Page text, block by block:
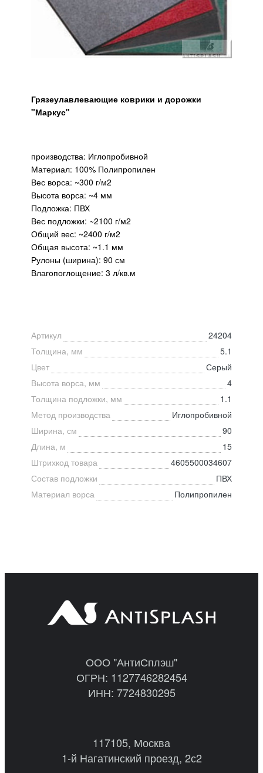
Грязеулавлевающие коврики и дорожки
"Маркус"
производства: Иглопробивной
Материал: 100% Полипропилен
Вес ворса: ~300 г/м2
Высота ворса: ~4 мм
Подложка: ПВХ
Вес подложки: ~2100 г/м2
Общий вес: ~2400 г/м2
Общая высота: ~1.1 мм
Рулоны (ширина): 90 см
Влагопоглощение: 3 л/кв.м
Артикул
24204
Толщина, мм
5.1
Цвет
Серый
Высота ворса, мм
4
Толщина подложки, мм
1.1
Метод производства
Иглопробивной
Ширина, см
90
Длина, м
15
Штрихкод товара
4605500034607
Состав подложки
ПВХ
Материал ворса
Полипропилен
ООО "АнтиСплэш"
ОГРН: 1127746282454
ИНН: 7724830295
117105, Москва
1-й Нагатинский проезд, 2с2